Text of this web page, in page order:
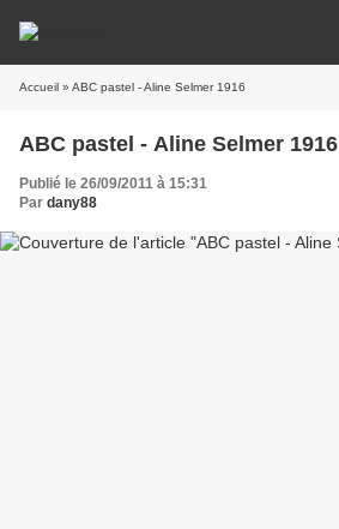
Accueil » ABC pastel - Aline Selmer 1916
ABC pastel - Aline Selmer 1916
Publié le 26/09/2011 à 15:31
Par dany88